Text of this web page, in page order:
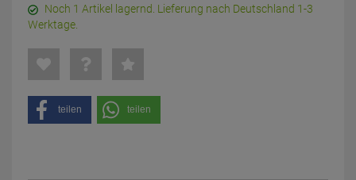
Noch 1 Artikel lagernd. Lieferung nach Deutschland 1-3
Werktage.
teilen teilen